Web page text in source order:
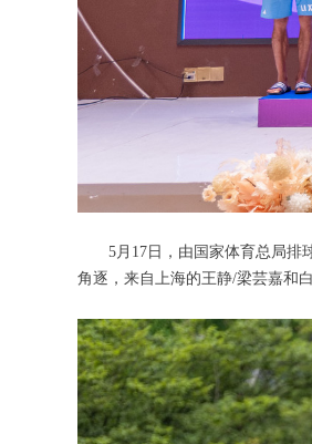
5月17日，由国家体育总局排球
角逐，来自上海的王静/梁芸嘉和